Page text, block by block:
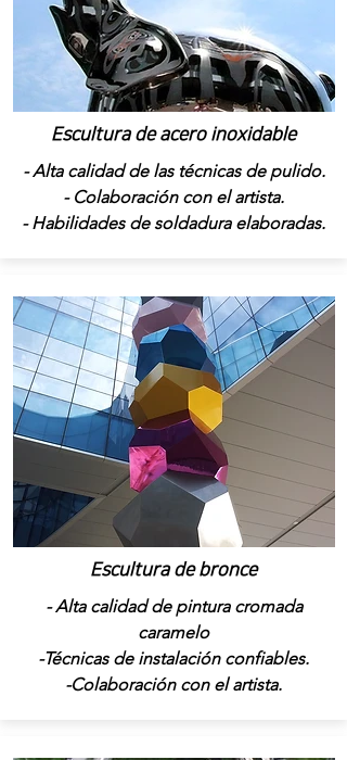
Escultura de acero inoxidable
- Alta calidad de las técnicas de pulido.
- Colaboración con el artista.
- Habilidades de soldadura elaboradas.
Escultura de bronce
- Alta calidad de pintura cromada
caramelo
-Técnicas de instalación confiables.
-Colaboración con el artista.